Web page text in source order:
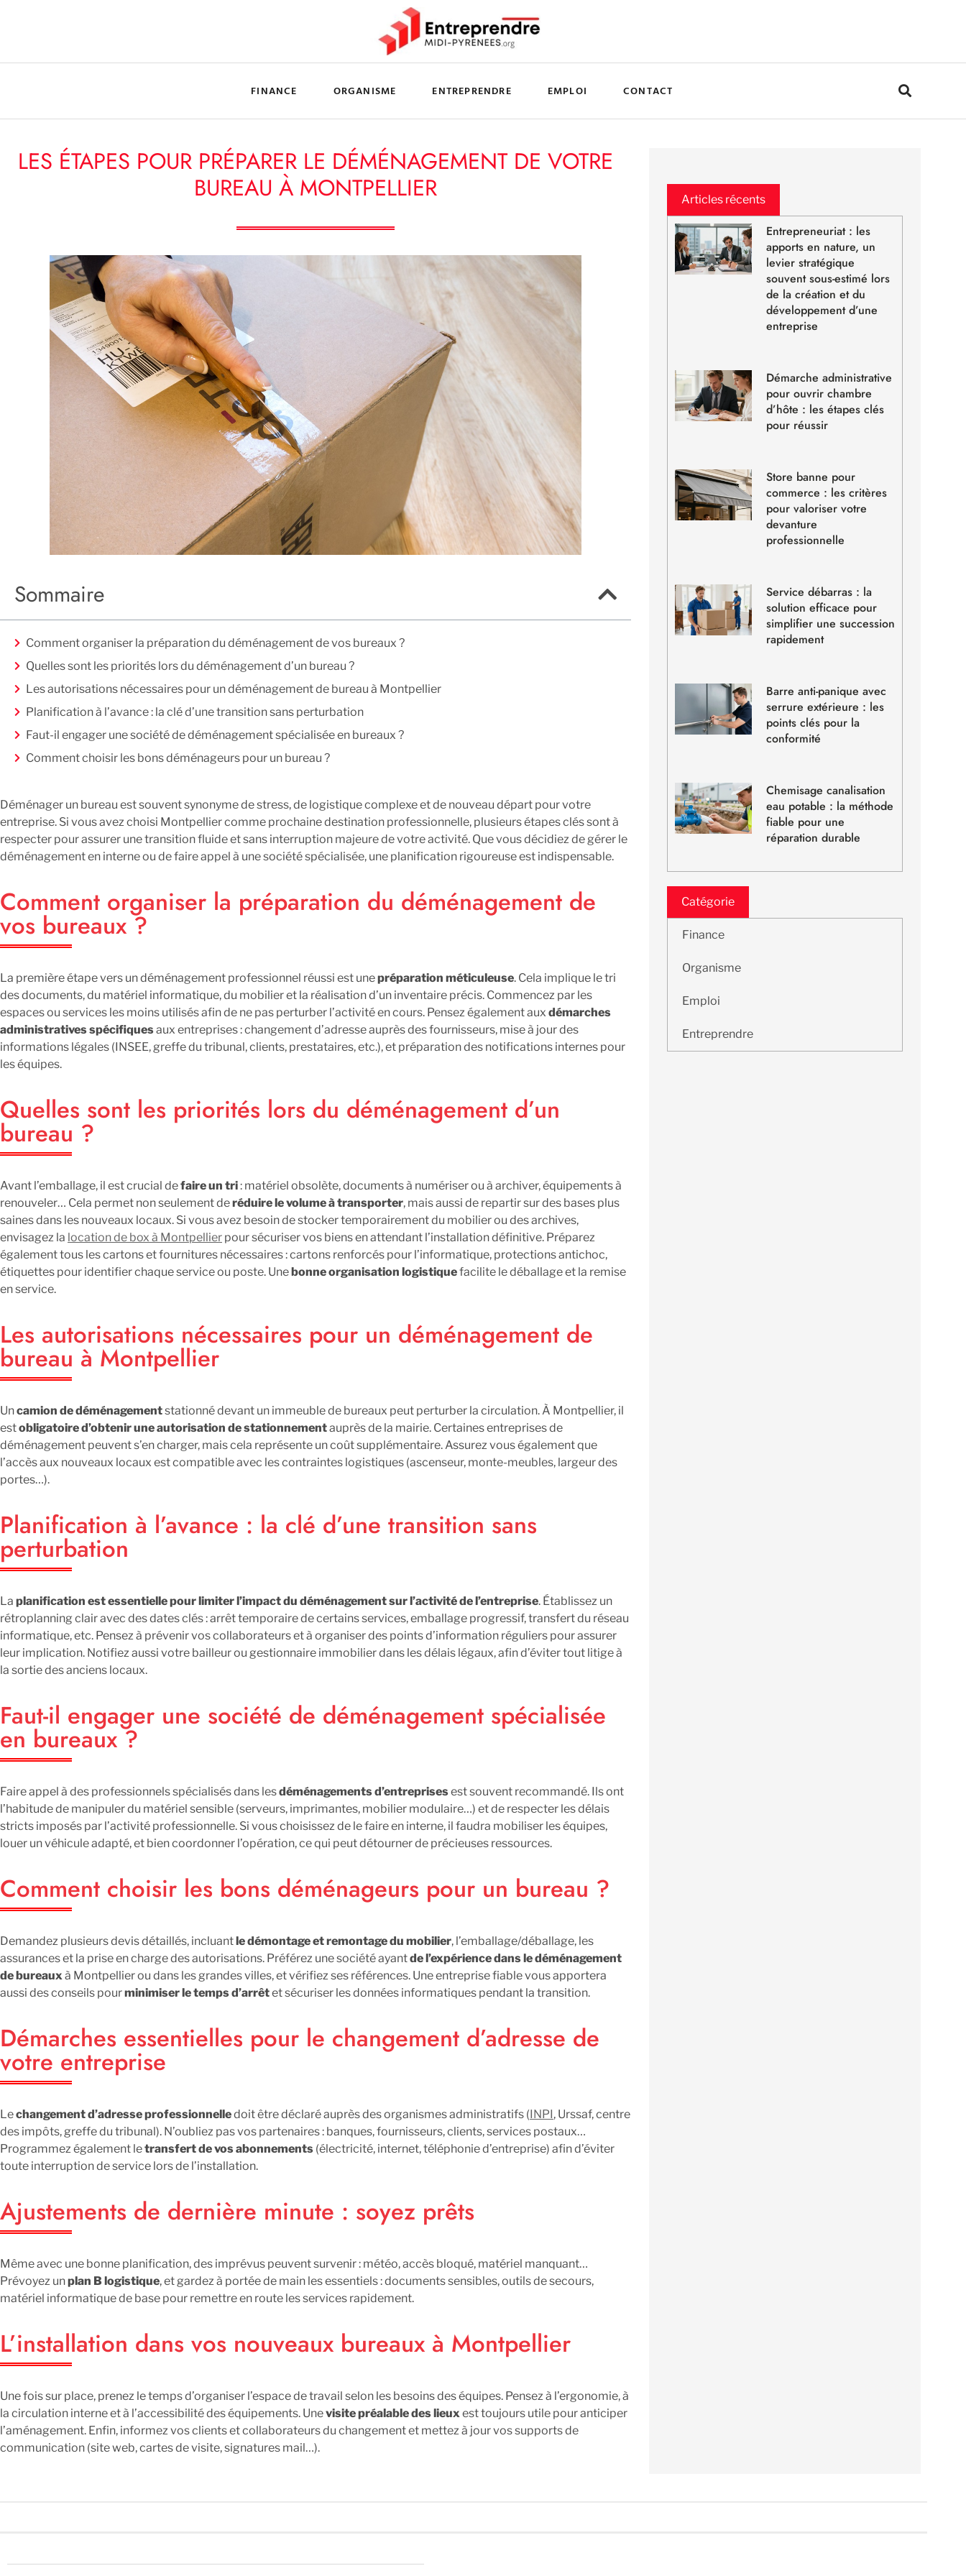
FINANCE ORGANISME ENTREPRENDRE EMPLOI CONTACT
LES ÉTAPES POUR PRÉPARER LE DÉMÉNAGEMENT DE VOTRE
BUREAU À MONTPELLIER
Sommaire
Comment organiser la préparation du déménagement de vos bureaux ?
Quelles sont les priorités lors du déménagement d’un bureau ?
Les autorisations nécessaires pour un déménagement de bureau à Montpellier
Planification à l’avance : la clé d’une transition sans perturbation
Faut-il engager une société de déménagement spécialisée en bureaux ?
Comment choisir les bons déménageurs pour un bureau ?
Ajustements de dernière minute : soyez prêts
L’installation dans vos nouveaux bureaux à Montpellier
Déménager un bureau est souvent synonyme de stress, de logistique complexe et de nouveau départ pour votre
entreprise. Si vous avez choisi Montpellier comme prochaine destination professionnelle, plusieurs étapes clés sont à
respecter pour assurer une transition fluide et sans interruption majeure de votre activité. Que vous décidiez de gérer le
déménagement en interne ou de faire appel à une société spécialisée, une planification rigoureuse est indispensable.
Comment organiser la préparation du déménagement de
vos bureaux ?
La première étape vers un déménagement professionnel réussi est unepréparation méticuleuse. Cela implique le tri
des documents, du matériel informatique, du mobilier et la réalisation d’un inventaire précis. Commencez par les
espaces ou services les moins utilisés afin de ne pas perturber l’activité en cours. Pensez également aux démarches
administratives spécifiquesaux entreprises : changement d’adresse auprès des fournisseurs, mise à jour des
informations légales (INSEE, greffe du tribunal, clients, prestataires, etc.), et préparation des notifications internes pour
les équipes.
Quelles sont les priorités lors du déménagement d’un
bureau ?
Avant l’emballage, il est crucial defaire un tri: matériel obsolète, documents à numériser ou à archiver, équipements à
renouveler… Cela permet non seulement deréduire le volume à transporter, mais aussi de repartir sur des bases plus
saines dans les nouveaux locaux. Si vous avez besoin de stocker temporairement du mobilier ou des archives,
envisagez la location de box à Montpellier pour sécuriser vos biens en attendant l’installation définitive. Préparez
également tous les cartons et fournitures nécessaires : cartons renforcés pour l’informatique, protections antichoc,
étiquettes pour identifier chaque service ou poste. Unebonne organisation logistiquefacilite le déballage et la remise
en service.
Les autorisations nécessaires pour un déménagement de
bureau à Montpellier
Uncamion de déménagementstationné devant un immeuble de bureaux peut perturber la circulation. À Montpellier, il
estobligatoire d’obtenir une autorisation de stationnementauprès de la mairie. Certaines entreprises de
déménagement peuvent s’en charger, mais cela représente un coût supplémentaire. Assurez vous également que
l’accès aux nouveaux locaux est compatible avec les contraintes logistiques (ascenseur, monte-meubles, largeur des
portes…).
Planification à l’avance : la clé d’une transition sans
perturbation
La planification est essentielle pour limiter l’impact du déménagement sur l’activité de l’entreprise. Établissez un
rétroplanning clair avec des dates clés : arrêt temporaire de certains services, emballage progressif, transfert du réseau
informatique, etc. Pensez à prévenir vos collaborateurs et à organiser des points d’information réguliers pour assurer
leur implication. Notifiez aussi votre bailleur ou gestionnaire immobilier dans les délais légaux, afin d’éviter tout litige à
la sortie des anciens locaux.
Faut-il engager une société de déménagement spécialisée
en bureaux ?
Faire appel à des professionnels spécialisés dans lesdéménagements d’entreprisesest souvent recommandé. Ils ont
l’habitude de manipuler du matériel sensible (serveurs, imprimantes, mobilier modulaire…) et de respecter les délais
stricts imposés par l’activité professionnelle. Si vous choisissez de le faire en interne, il faudra mobiliser les équipes,
louer un véhicule adapté, et bien coordonner l’opération, ce qui peut détourner de précieuses ressources.
Comment choisir les bons déménageurs pour un bureau ?
Demandez plusieurs devis détaillés, incluantle démontage et remontage du mobilier, l’emballage/déballage, les
assurances et la prise en charge des autorisations. Préférez une société ayantde l’expérience dans le déménagement
de bureaux à Montpellier ou dans les grandes villes, et vérifiez ses références. Une entreprise fiable vous apportera
aussi des conseils pourminimiser le temps d’arrêtet sécuriser les données informatiques pendant la transition.
Démarches essentielles pour le changement d’adresse de
votre entreprise
Lechangement d’adresse professionnelledoit être déclaré auprès des organismes administratifs (INPI, Urssaf, centre
des impôts, greffe du tribunal). N’oubliez pas vos partenaires : banques, fournisseurs, clients, services postaux…
Programmez également letransfert de vos abonnements (électricité, internet, téléphonie d’entreprise) afin d’éviter
toute interruption de service lors de l’installation.
Ajustements de dernière minute : soyez prêts
Même avec une bonne planification, des imprévus peuvent survenir : météo, accès bloqué, matériel manquant…
Prévoyez unplan B logistique, et gardez à portée de main les essentiels : documents sensibles, outils de secours,
matériel informatique de base pour remettre en route les services rapidement.
L’installation dans vos nouveaux bureaux à Montpellier
Une fois sur place, prenez le temps d’organiser l’espace de travail selon les besoins des équipes. Pensez à l’ergonomie, à
la circulation interne et à l’accessibilité des équipements. Unevisite préalable des lieux est toujours utile pour anticiper
l’aménagement. Enfin, informez vos clients et collaborateurs du changement et mettez à jour vos supports de
communication (site web, cartes de visite, signatures mail…).
Articles récents
Entrepreneuriat : les
apports en nature, un
levier stratégique
souvent sous-estimé lors
de la création et du
développement d’une
entreprise
Démarche administrative
pour ouvrir chambre
d’hôte : les étapes clés
pour réussir
Store banne pour
commerce : les critères
pour valoriser votre
devanture
professionnelle
Service débarras : la
solution efficace pour
simplifier une succession
rapidement
Barre anti-panique avec
serrure extérieure : les
points clés pour la
conformité
Chemisage canalisation
eau potable : la méthode
fiable pour une
réparation durable
Catégorie
Finance
Organisme
Emploi
Entreprendre